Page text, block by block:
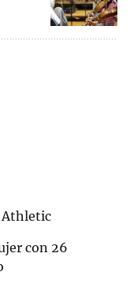
Athletic
con 26